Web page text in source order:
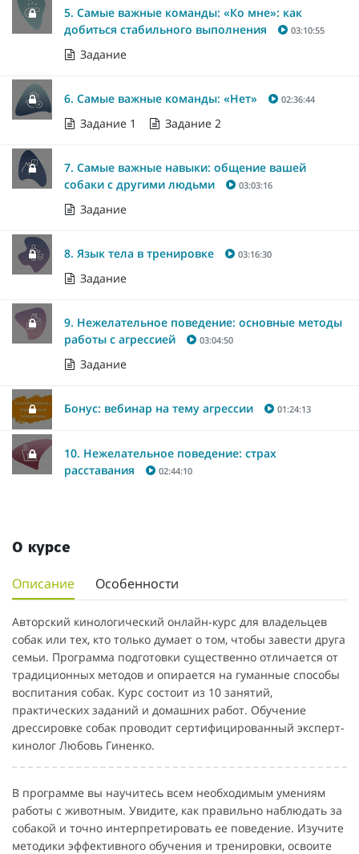
5. Самые важные команды: «Ко мне»: как
добиться стабильного выполнения
03:10:55
Задание
6. Самые важные команды: «Нет» 02:36:44
Задание 1 Задание 2
7. Самые важные навыки: общение вашей
собаки с другими людьми
03:03:16
Задание
8. Язык тела в тренировке 03:16:30
Задание
9. Нежелательное поведение: основные методы
работы с агрессией
03:04:50
Задание
Бонус: вебинар на тему агрессии 01:24:13
10. Нежелательное поведение: страх
расставания
02:44:10
О курсе
Описание Особенности
Авторский кинологический онлайн-курс для владельцев
собак или тех, кто только думает о том, чтобы завести друга
семьи. Программа подготовки существенно отличается от
традиционных методов и опирается на гуманные способы
воспитания собак. Курс состоит из 10 занятий,
практических заданий и домашних работ. Обучение
дрессировке собак проводит сертифицированный эксперт-
кинолог Любовь Гиненко.
В программе вы научитесь всем необходимым умениям
работы с животным. Увидите, как правильно наблюдать за
собакой и точно интерпретировать ее поведение. Изучите
методики эффективного обучения и тренировки, освоите